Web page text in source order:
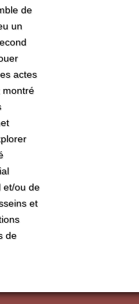
de
un
actes
montré
et/ou de
et
de